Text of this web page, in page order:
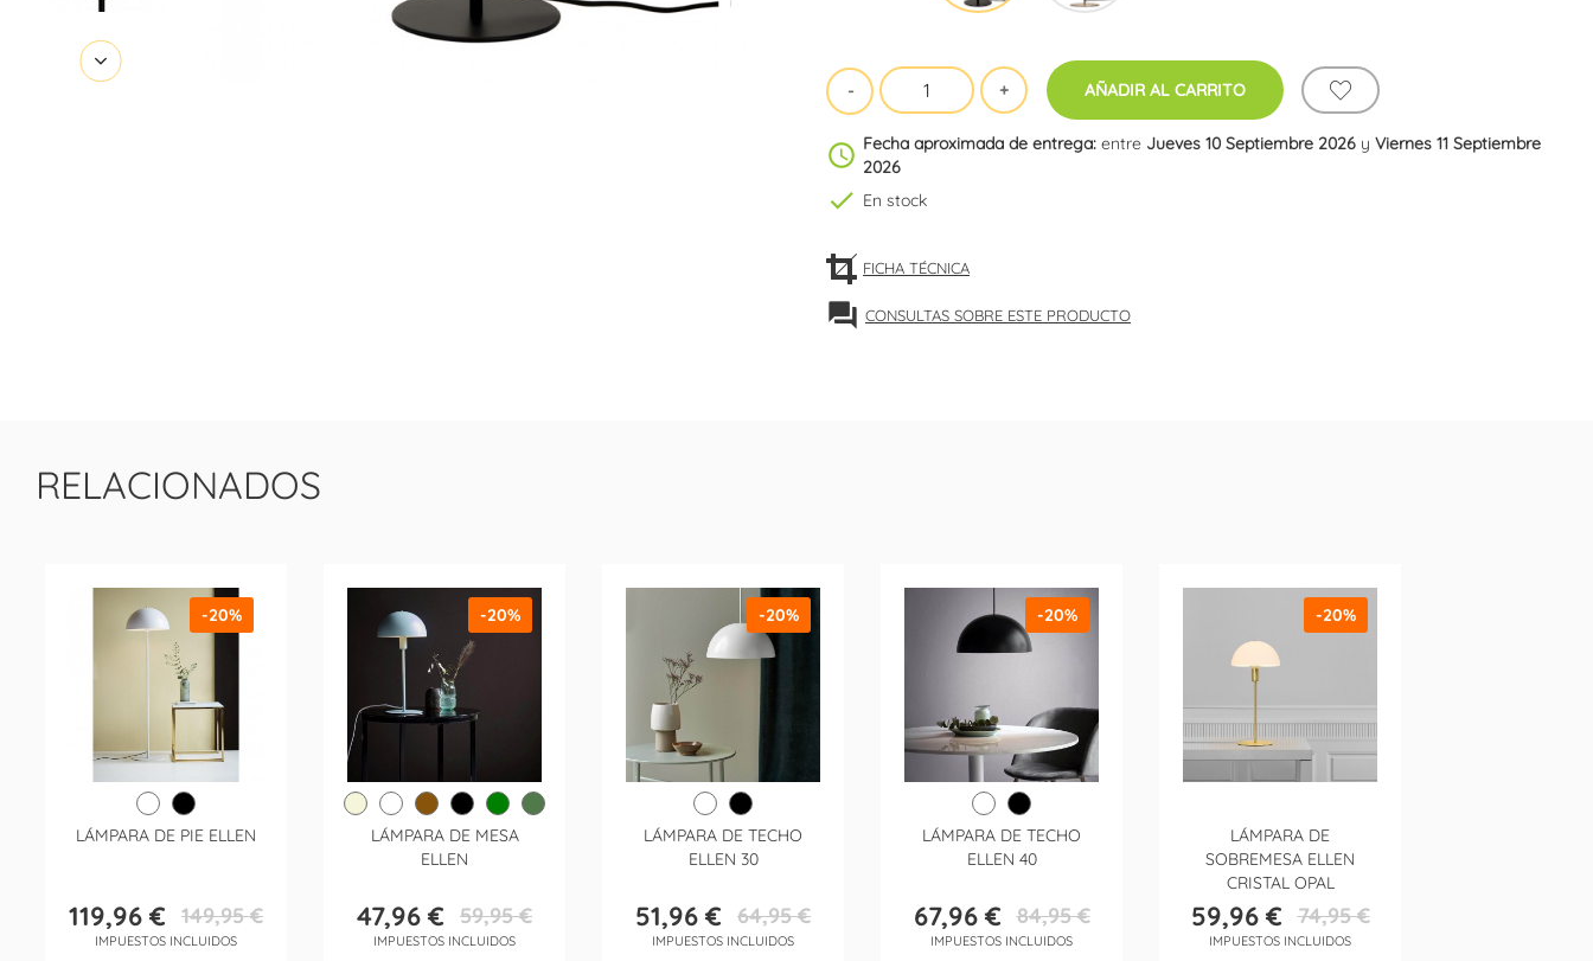
AÑADIR AL CARRITO
schedule Fecha aproximada de entrega: entre Jueves 10 Septiembre 2026 y Viernes 11 Septiembre
2026
check En stock
FICHA TÉCNICA
forum CONSULTAS SOBRE ESTE PRODUCTO
RELACIONADOS
LÁMPARA DE PIE ELLEN
Precio
119,96 €Precio
base
149,95 €
IMPUESTOS INCLUIDOS
-20%
LÁMPARA DE MESA
ELLEN
Precio
47,96 €Precio
base
59,95 €
IMPUESTOS INCLUIDOS
-20%
LÁMPARA DE TECHO
ELLEN 30
Precio
51,96 € Precio
base
64,95 €
IMPUESTOS INCLUIDOS
-20%
LÁMPARA DE TECHO
ELLEN 40
Precio
67,96 €Precio
base
84,95 €
IMPUESTOS INCLUIDOS
-20%
LÁMPARA DE
SOBREMESA ELLEN
CRISTAL OPAL
Precio
59,96 €Precio
base
74,95 €
IMPUESTOS INCLUIDOS
-20%